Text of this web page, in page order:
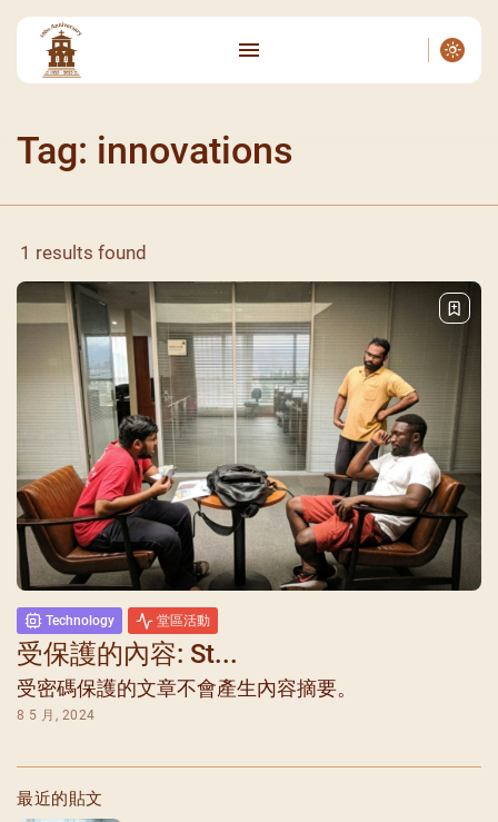
Tag: innovations
1 results found
Technology 堂區活動
受保護的內容: St...
受密碼保護的文章不會產生內容摘要。
8 5 月, 2024
最近的貼文